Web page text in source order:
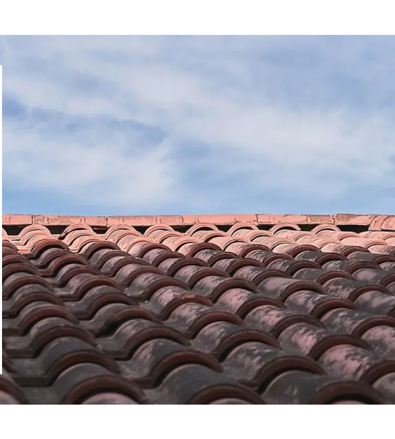
Brun renovation un professionnel en
réparation toiture
Seriez-vous à la recherche d’une entreprise de couverture
professionnelle pour vos travaux de réparation toiture ? Notre entreprise
de couverture Brun renovation est à votre entière disposition et vous
propose des prestations de qualité pour toutes vos demandes en
travaux de réparation toiture dans la ville de Camelas 66300. Etant
donné que nous sommes des professionnels, expérimentés et qualifiés
dans le domaine, notre entreprise de couverture Brun renovation vous
propose diverses solutions pour que la réparation de votre toiture soit
parfaitement aux normes. Notre intervention évitera à votre toiture toute
infiltration d'eau qui peut causer de grands dégâts à votre maison.
Optez pour les services de
renovation pour la
toiture
Nous sommes conscients que vous voulez que
toiture soient impeccables et aux normes ; si vous
entreprise de couverture professionnelle comme
part la qualité de nos services ; nous vous
et accompagnement professionnel, des conseils et
réparation fiable : étanche, solide et esthétique qui
pendant longtemps. Pour Notre des services de
haute qualité qui seront en parfait accord avec vos
; pensez à contacter notre entreprise de